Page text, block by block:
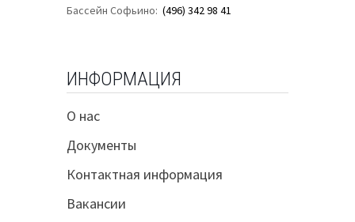
Бассейн Софьино: (496) 342 98 41
ИНФОРМАЦИЯ
О нас
Документы
Контактная информация
Вакансии